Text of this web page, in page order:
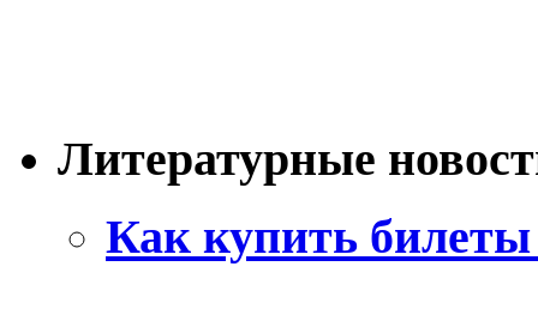
Литературные
Как купить билеты